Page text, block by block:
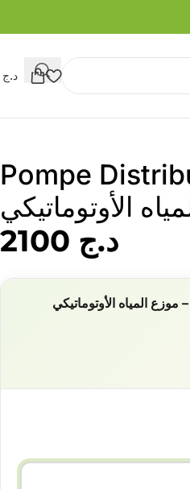
د.ج
Pompe
د.ج